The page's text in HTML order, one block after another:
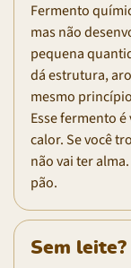
Fermento
mas não
pequena
dá estrutura,
mesmo
Esse fermento
calor. Se você
não vai ter
pão.
Sem